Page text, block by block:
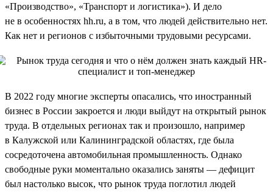
«Производство», «Транспорт и логистика»). И дело
не в особенностях hh.ru, а в том, что людей действительно нет.
Как нет и регионов с избыточными трудовыми ресурсами.
В 2022 году многие эксперты опасались, что иностранный
бизнес в России закроется и люди выйдут на открытый рынок
труда. В отдельных регионах так и произошло, например
в Калужской или Калининградской областях, где была
сосредоточена автомобильная промышленность. Однако
свободные руки моментально оказались заняты — дефицит
был настолько высок, что рынок труда поглотил людей